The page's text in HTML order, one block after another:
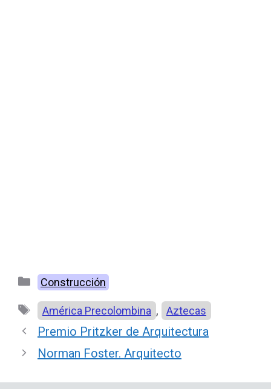
Categorías
Construcción
Etiquetas
América Precolombina , Aztecas
Premio Pritzker de Arquitectura
Norman Foster. Arquitecto